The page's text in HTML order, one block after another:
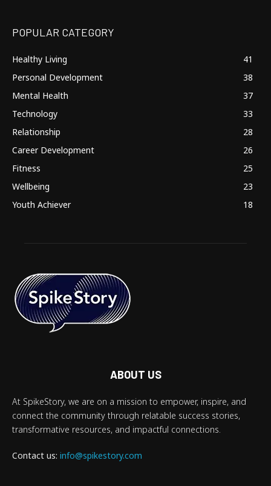
POPULAR CATEGORY
Healthy Living
41
Personal Development
38
Mental Health
37
Technology
33
Relationship
28
Career Development
26
Fitness
25
Wellbeing
23
Youth Achiever
18
ABOUT US
At SpikeStory, we are on a mission to empower, inspire, and
connect the community through relatable success stories,
transformative resources, and impactful connections.
Contact us: info@spikestory.com